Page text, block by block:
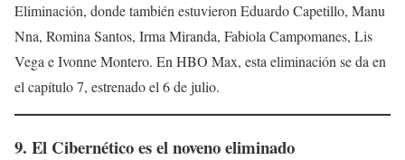
Eliminación, donde también estuvieron Eduardo Capetillo, Manu
Nna, Romina Santos, Irma Miranda, Fabiola Campomanes, Lis
Vega e Ivonne Montero. En HBO Max, esta eliminación se da en
el capítulo 7, estrenado el 6 de julio.
9. El Cibernético es el noveno eliminado